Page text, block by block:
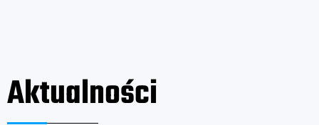
Aktualności